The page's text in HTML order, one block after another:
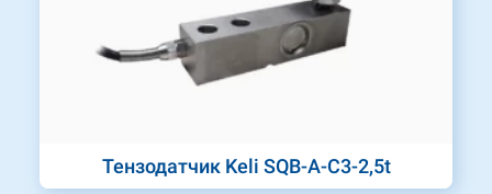
Тензодатчик Keli SQB-A-C3-2,5t